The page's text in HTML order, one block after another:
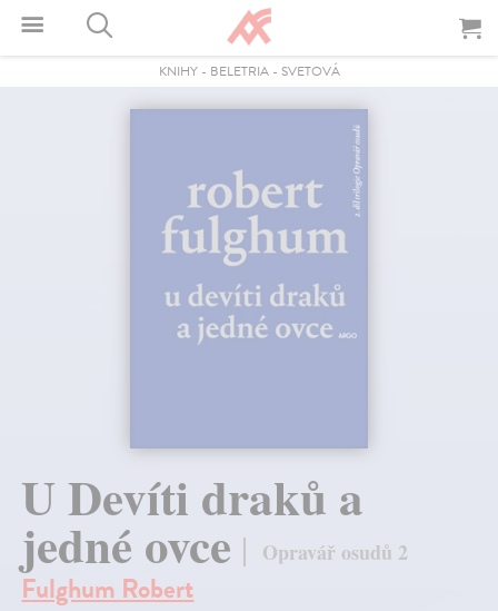
KNIHY- BELETRIA- SVETOVÁ
U Devíti draků a
jedné ovce Opravář osudů 2
Fulghum Robert